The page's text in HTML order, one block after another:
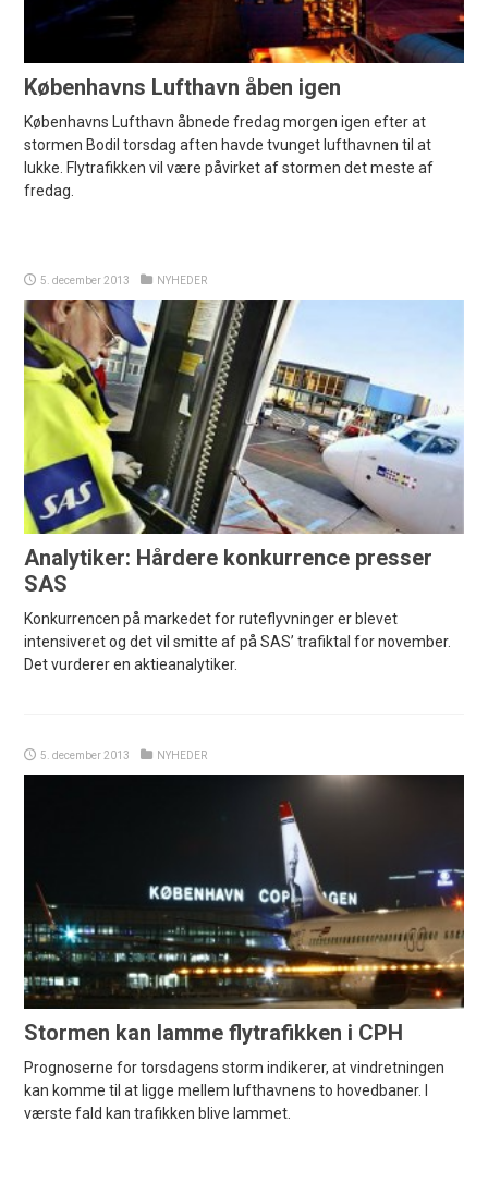
Københavns Lufthavn åben igen
Københavns Lufthavn åbnede fredag morgen igen efter at
stormen Bodil torsdag aften havde tvunget lufthavnen til at
lukke. Flytrafikken vil være påvirket af stormen det meste af
fredag.
5. december 2013 NYHEDER
Analytiker: Hårdere konkurrence presser
SAS
Konkurrencen på markedet for ruteflyvninger er blevet
intensiveret og det vil smitte af på SAS’ trafiktal for november.
Det vurderer en aktieanalytiker.
5. december 2013 NYHEDER
Stormen kan lamme flytrafikken i CPH
Prognoserne for torsdagens storm indikerer, at vindretningen
kan komme til at ligge mellem lufthavnens to hovedbaner. I
værste fald kan trafikken blive lammet.